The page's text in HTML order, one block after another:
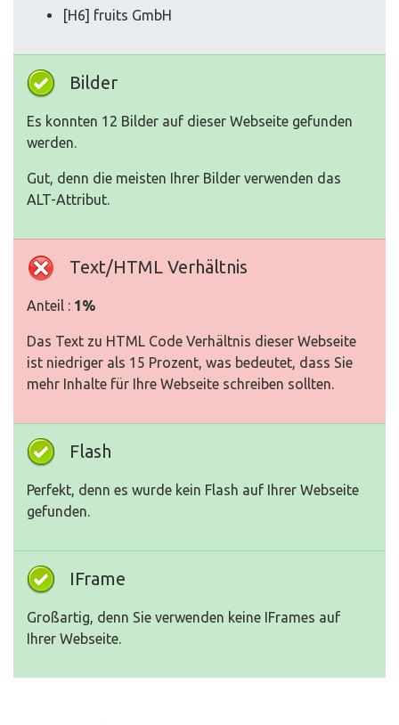
[H6] fruits GmbH
Bilder
Es konnten 12 Bilder auf dieser Webseite gefunden
werden.
Gut, denn die meisten Ihrer Bilder verwenden das
ALT-Attribut.
Text/HTML Verhältnis
Anteil : 1%
Das Text zu HTML Code Verhältnis dieser Webseite
ist niedriger als 15 Prozent, was bedeutet, dass Sie
mehr Inhalte für Ihre Webseite schreiben sollten.
Flash
Perfekt, denn es wurde kein Flash auf Ihrer Webseite
gefunden.
IFrame
Großartig, denn Sie verwenden keine IFrames auf
Ihrer Webseite.